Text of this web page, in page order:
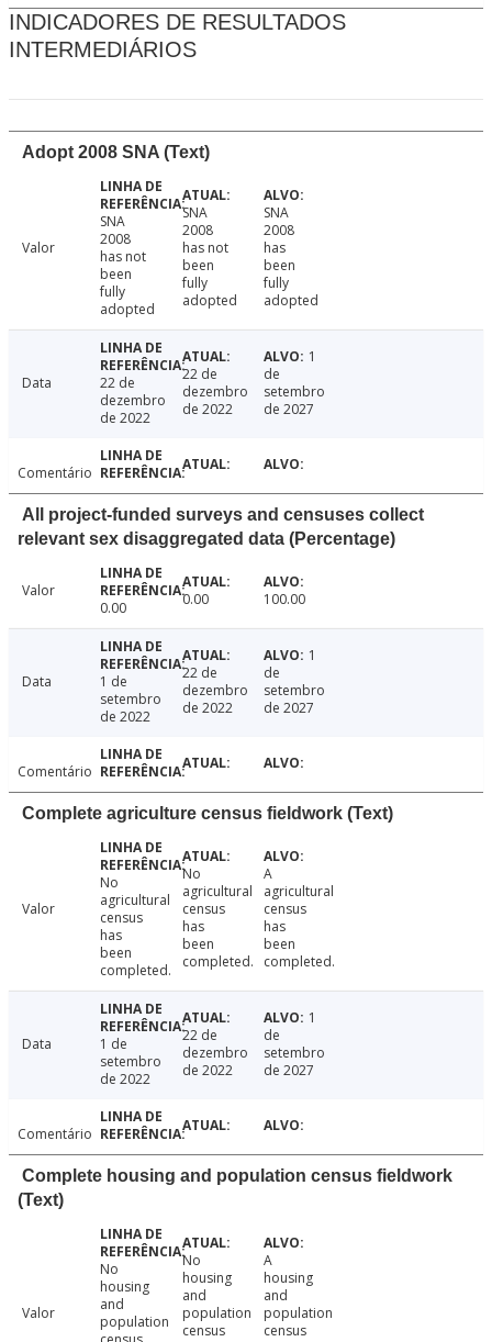
INDICADORES DE RESULTADOS
INTERMEDIÁRIOS
Adopt 2008 SNA (Text)
Valor
SNA
2008
has not
been
fully
adopted
SNA
2008
has not
been
fully
adopted
SNA
2008
has
been
fully
adopted
Data
22 de
dezembro
de 2022
22 de
dezembro
de 2022
1
de
setembro
de 2027
Comentário
All project-funded surveys and censuses collect
relevant sex disaggregated data (Percentage)
Valor
0.00
0.00 100.00
Data
1 de
setembro
de 2022
22 de
dezembro
de 2022
1
de
setembro
de 2027
Comentário
Complete agriculture census fieldwork (Text)
Valor
No
agricultural
census
has
been
completed.
No
agricultural
census
has
been
completed.
A
agricultural
census
has
been
completed.
Data
1 de
setembro
de 2022
22 de
dezembro
de 2022
1
de
setembro
de 2027
Comentário
Complete housing and population census fieldwork
(Text)
Valor
No
housing
and
population
No
housing
and
population
census
A
housing
and
population
census